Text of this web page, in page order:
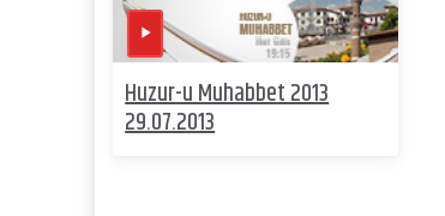
Huzur-u Muhabbet 2013
29.07.2013